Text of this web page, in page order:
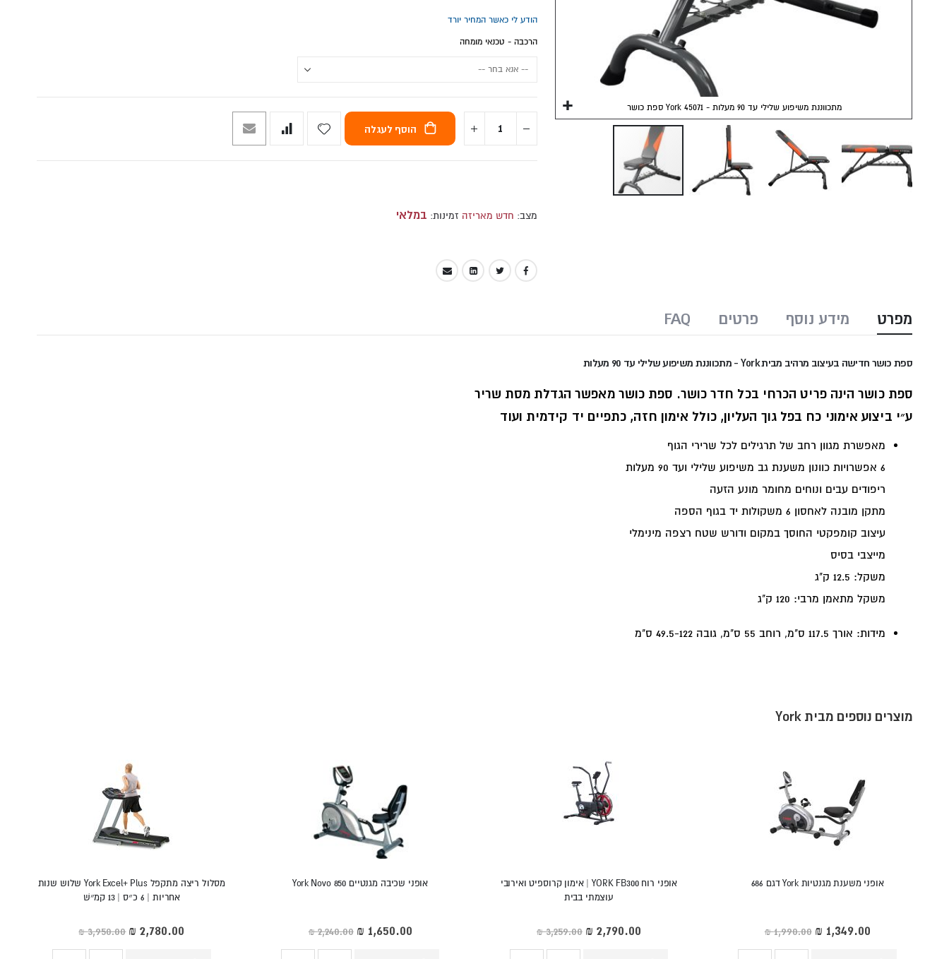
ספת כושר York 45071 - מתכווננת משיפוע שלילי עד 90 מעלות
gallery
הודע לי כאשר המחיר יורד
הרכבה - טכנאי מומחה
הוסף לעגלה
מצב: חדש מאריזה זמינות: במלאי
מפרט
ספת כושר חדישה בעיצוב מרהיב מבית York - מתכווננת משיפוע שלילי עד 90 מעלות
ספת כושר הינה פריט הכרחי בכל חדר כושר. ספת כושר מאפשר הגדלת מסת שריר
ע״י ביצוע אימוני כח בפל גוך העליון, כולל אימון חזה, כתפיים יד קידמית ועוד
מאפשרת מגוון רחב של תרגילים לכל שרירי הגוף
6 אפשרויות כוונון משענת גב משיפוע שלילי ועד 90 מעלות
ריפודים עבים ונוחים מחומר מונע הזעה
מתקן מובנה לאחסון 6 משקולות יד בגוף הספה
עיצוב קומפקטי החוסך במקום ודורש שטח רצפה מינימלי
מייצבי בסיס
משקל: 12.5 ק"ג
משקל מתאמן מרבי: 120 ק"ג
מידות: אורך 117.5 ס"מ, רוחב 55 ס"מ, גובה 49.5-122 ס"מ
מידע נוסף פרטים FAQ
מוצרים נוספים מבית York
אופני משענת מגנטיות York דגם 686
‏1,990.00 ₪ מחיר
מיוחד
אופני רוח YORK FB300 | אימון קרוספיט ואירובי
עוצמתי בבית
‏3,259.00 ₪ מחיר
מיוחד
אופני שכיבה מגנטיים York Novo 850
‏2,240.00 ₪ מחיר
מיוחד
מסלול ריצה מתקפל York Excel+ Plus שלוש שנות
אחריות | 6 כ״ס | 13 קמ״שׁ
‏3,950.00 ₪ מחיר
מיוחד